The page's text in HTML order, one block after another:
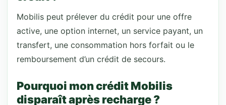
Mobilis peut prélever du crédit pour une offre
active, une option internet, un service payant, un
transfert, une consommation hors forfait ou le
remboursement d’un crédit de secours.
Pourquoi mon crédit Mobilis
disparaît après recharge ?